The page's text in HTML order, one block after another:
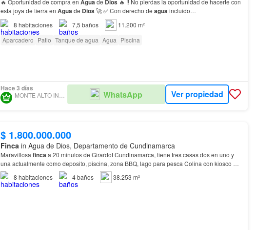
🔥 Oportunidad de compra en Aguade Dios 🔥 ‼️ No pierdas la oportunidad de hacerte con
esta joya de tierra en Aguade Dios 🚀 ✅ Con derecho de aguaincluido…
8 habitaciones 7,5 baños
11.200 m²
Aparcadero Patio Tanque de agua Agua Piscina
Hace 3 días
MONTE ALTO INVERSIONES WhatsApp Ver propiedad
$ 1.800.000.000
Finca in Agua de Dios, Departamento de Cundinamarca
Maravillosa fincaa 20 minutos de Girardot Cundinamarca, tiene tres casas dos en uno y
una actualmente como deposito, piscina, zona BBQ, lago para pesca Colina con kiosco y
jacuzzi, canal de
agualluvia y cerramiento en ladri…
8 habitaciones 4baños 38.253 m²